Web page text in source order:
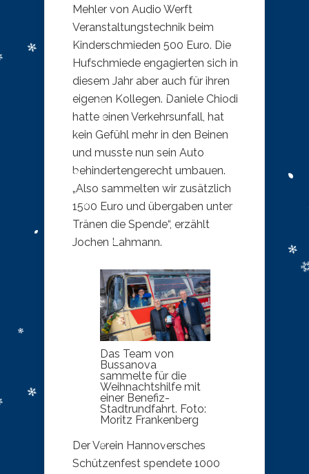
Mehler von Audio Werft
Veranstaltungstechnik beim
Kinderschmieden 500 Euro. Die
Hufschmiede engagierten sich in
diesem Jahr aber auch für ihren
eigenen Kollegen. Daniele Chiodi
hatte einen Verkehrsunfall, hat
kein Gefühl mehr in den Beinen
und musste nun sein Auto
behindertengerecht umbauen.
„Also sammelten wir zusätzlich
1500 Euro und übergaben unter
Tränen die Spende“, erzählt
Jochen Lahmann.
Das Team von
Bussanova
sammelte für die
Weihnachtshilfe mit
einer Benefiz-
Stadtrundfahrt. Foto:
Moritz Frankenberg
Der Verein Hannoversches
Schützenfest spendete 1000